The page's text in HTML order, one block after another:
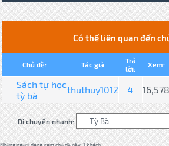
Có thể liên quan đến
Chủ đề: Tác giả
Trả
lời:
Xem:
Sách tự học
tỳ bà
thuthuy1012 4 16,578
Di chuyển nhanh: